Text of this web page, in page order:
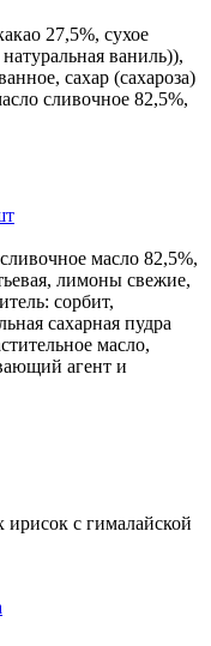
27,5%, сухое
ваниль)),
сахар (сахароза)
сливочное 82,5%,
масло 82,5%,
лимоны свежие,
сорбит,
сахарная пудра
масло,
агент и
с гималайской